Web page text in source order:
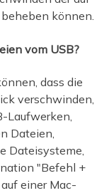
können.
vom USB?
dass die
verschwinden,
Laufwerken,
Dateien,
Dateisysteme,
"Befehl +
einer Mac-